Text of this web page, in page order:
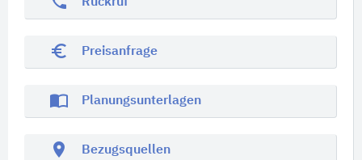
euro_symbol Preisanfrage
import_contacts Planungsunterlagen
location_on Bezugsquellen